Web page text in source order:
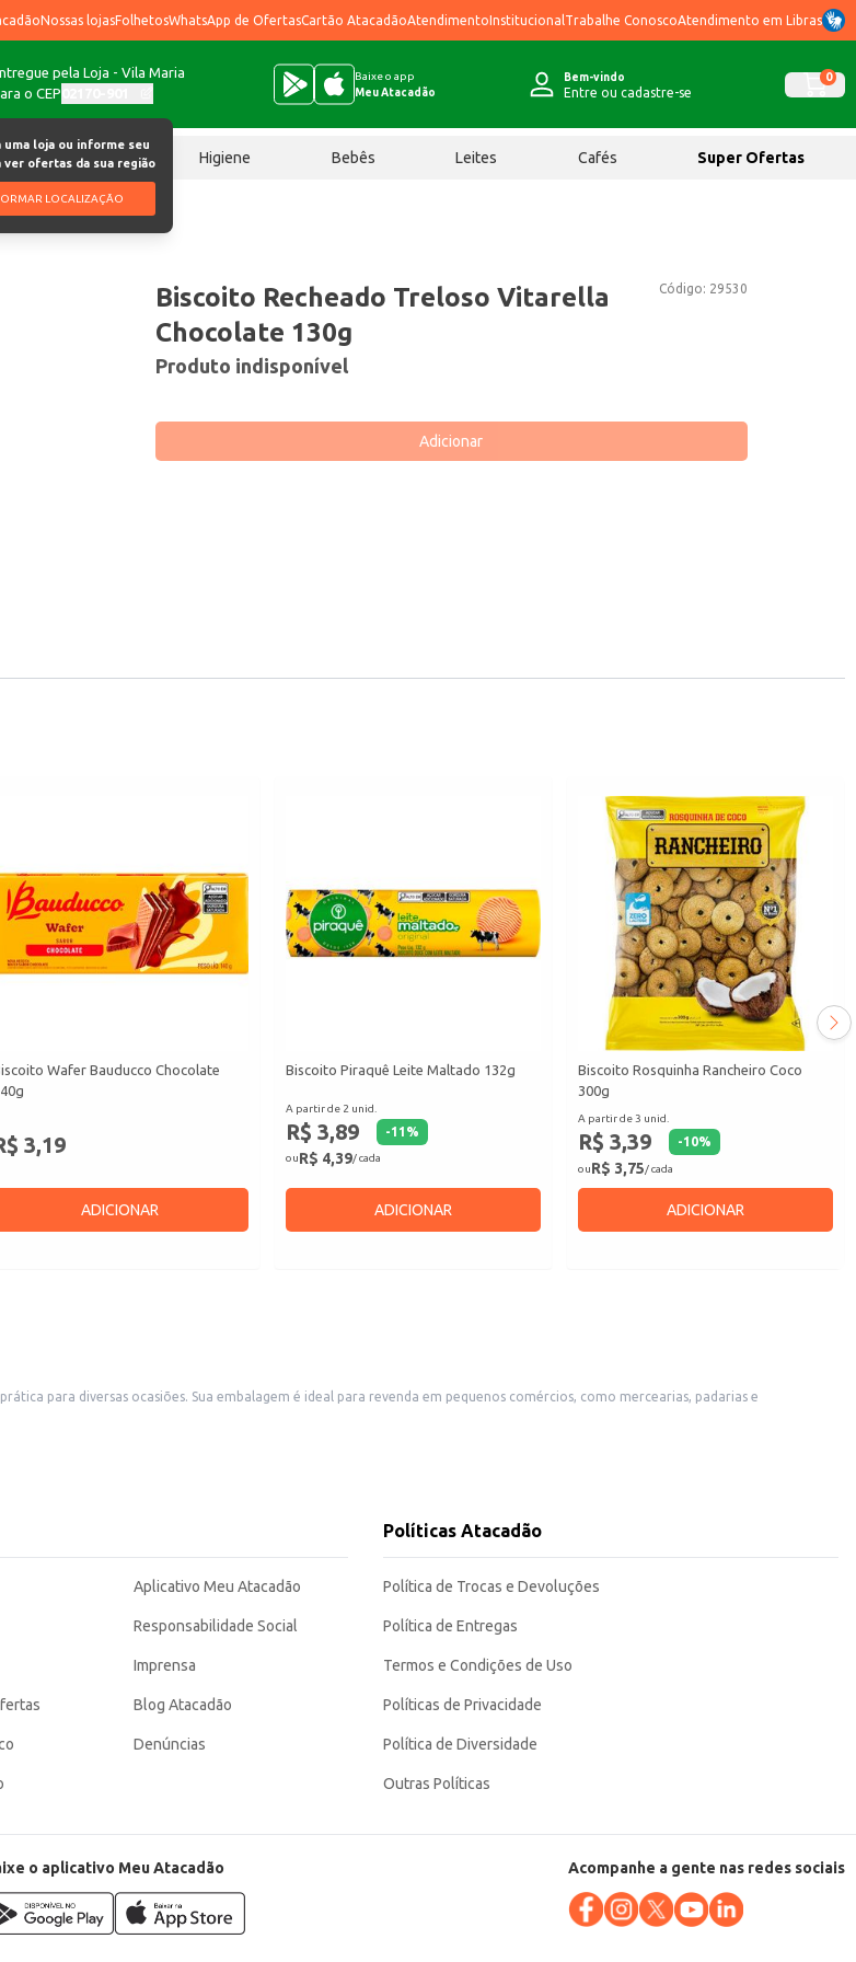
Nossas lojasFolhetosWhatsApp de OfertasCartão AtacadãoAtendimentoInstitucional Trabalhe ConoscoAtendimento em Libras
pela Loja - Vila Maria
o CEP
uma loja ou informe seu
ver ofertas da sua região
LOCALIZAÇÃO
Baixe o app
Meu Atacadão
Bem-vindo
Entre ou cadastre-se
0
Chocolates Higiene Bebês Leites Cafés Super Ofertas
130g
Código: 29530
Biscoito Recheado Treloso Vitarella
Chocolate 130g
Produto indisponível
Adicionar
Wafer Bauducco Chocolate
3,19
ADICIONAR
Biscoito Piraquê Leite Maltado 132g
A partir de 2 unid.
R$ 3,89 -11 %
ouR$ 4,39/ cada
ADICIONAR
Biscoito Rosquinha Rancheiro Coco
300g
A partir de 3 unid.
R$ 3,39 -10%
ouR$ 3,75/ cada
ADICIONAR
comércios, como mercearias, padarias e
atrativa para consumidores e comerciantes. Sua praticidade e sabor conhecido contribuem para a satisfação do cliente, seja no
Aplicativo Meu Atacadão
Responsabilidade Social
Imprensa
Blog Atacadão
Denúncias
Políticas Atacadão
Política de Trocas e Devoluções
Política de Entregas
Termos e Condições de Uso
Políticas de Privacidade
Política de Diversidade
Outras Políticas
o aplicativo Meu Atacadão Acompanhe a gente nas redes sociais